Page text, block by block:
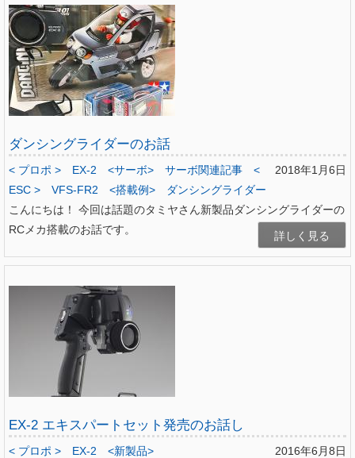
ダンシングライダーのお話
2018年1月6日
< プロポ > EX-2 <サーボ> サーボ関連記事
<
ESC >
VFS-FR2 <搭載例>
ダンシングライダー
こんにちは！ 今回は話題のタミヤさん新製品ダンシングライダーの
RCメカ搭載のお話です。
詳しく見る
EX-2 エキスパートセット発売のお話し
2016年6月8日
< プロポ > EX-2
<新製品>